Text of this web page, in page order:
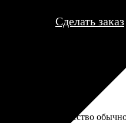
Сделать заказ
без рамки. Качество